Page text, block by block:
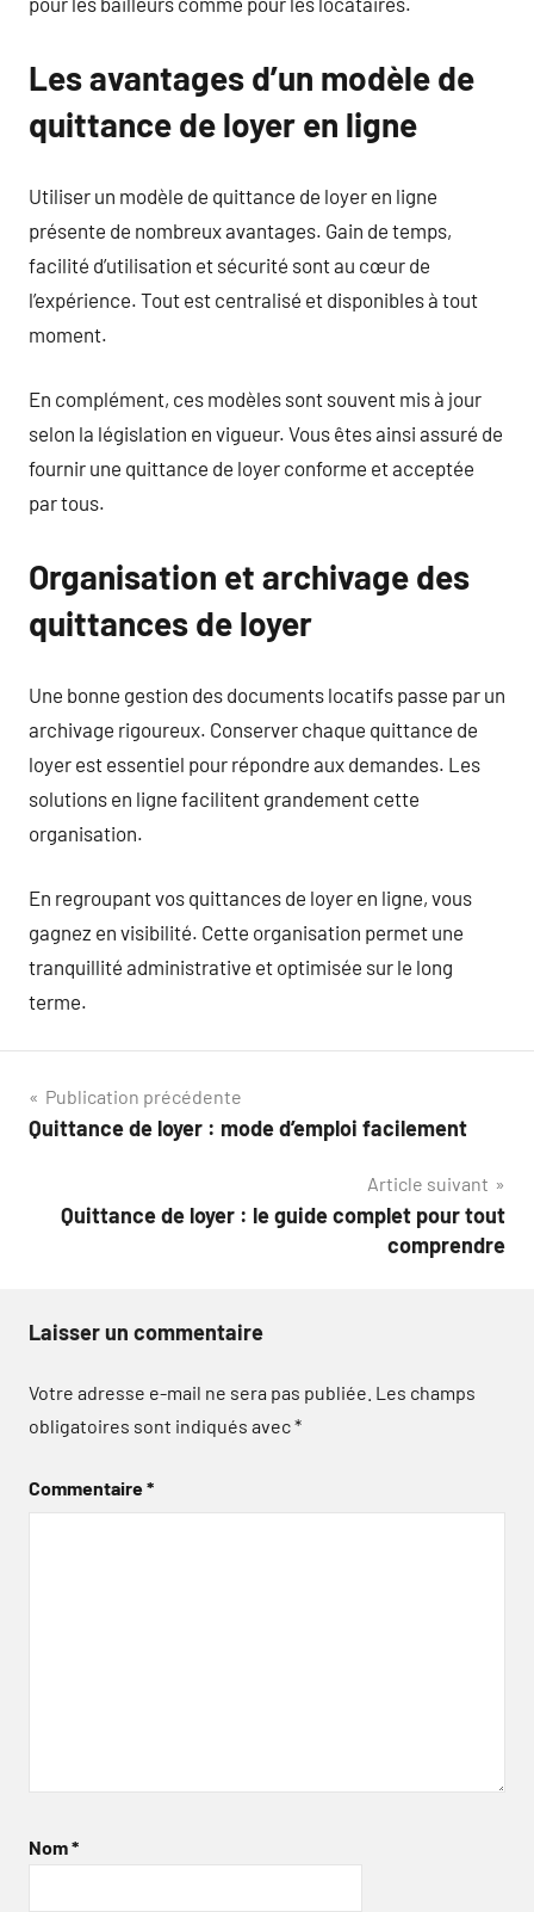
Les avantages d’un modèle de
quittance de loyer en ligne
Utiliser un modèle de quittance de loyer en ligne
présente de nombreux avantages. Gain de temps,
facilité d’utilisation et sécurité sont au cœur de
l’expérience. Tout est centralisé et disponibles à tout
moment.
En complément, ces modèles sont souvent mis à jour
selon la législation en vigueur. Vous êtes ainsi assuré de
fournir une quittance de loyer conforme et acceptée
par tous.
Organisation et archivage des
quittances de loyer
Une bonne gestion des documents locatifs passe par un
archivage rigoureux. Conserver chaque quittance de
loyer est essentiel pour répondre aux demandes. Les
solutions en ligne facilitent grandement cette
organisation.
En regroupant vos quittances de loyer en ligne, vous
gagnez en visibilité. Cette organisation permet une
tranquillité administrative et optimisée sur le long
terme.
Navigation
de
Publication précédente
Quittance de loyer : mode d’emploi facilement
Article suivant
Quittance de loyer : le guide complet pour tout
comprendre
Laisser un commentaire
Votre adresse e-mail ne sera pas publiée. Les champs
obligatoires sont indiqués avec*
Commentaire*
Nom*